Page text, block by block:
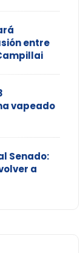
entre
vapeado
Senado:
a